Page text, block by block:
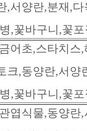
,서양란,분재,다
,꽃바구니,꽃
어초,스타치스,
크,동양란,서양
,꽃바구니,꽃
엽식물,동양란,